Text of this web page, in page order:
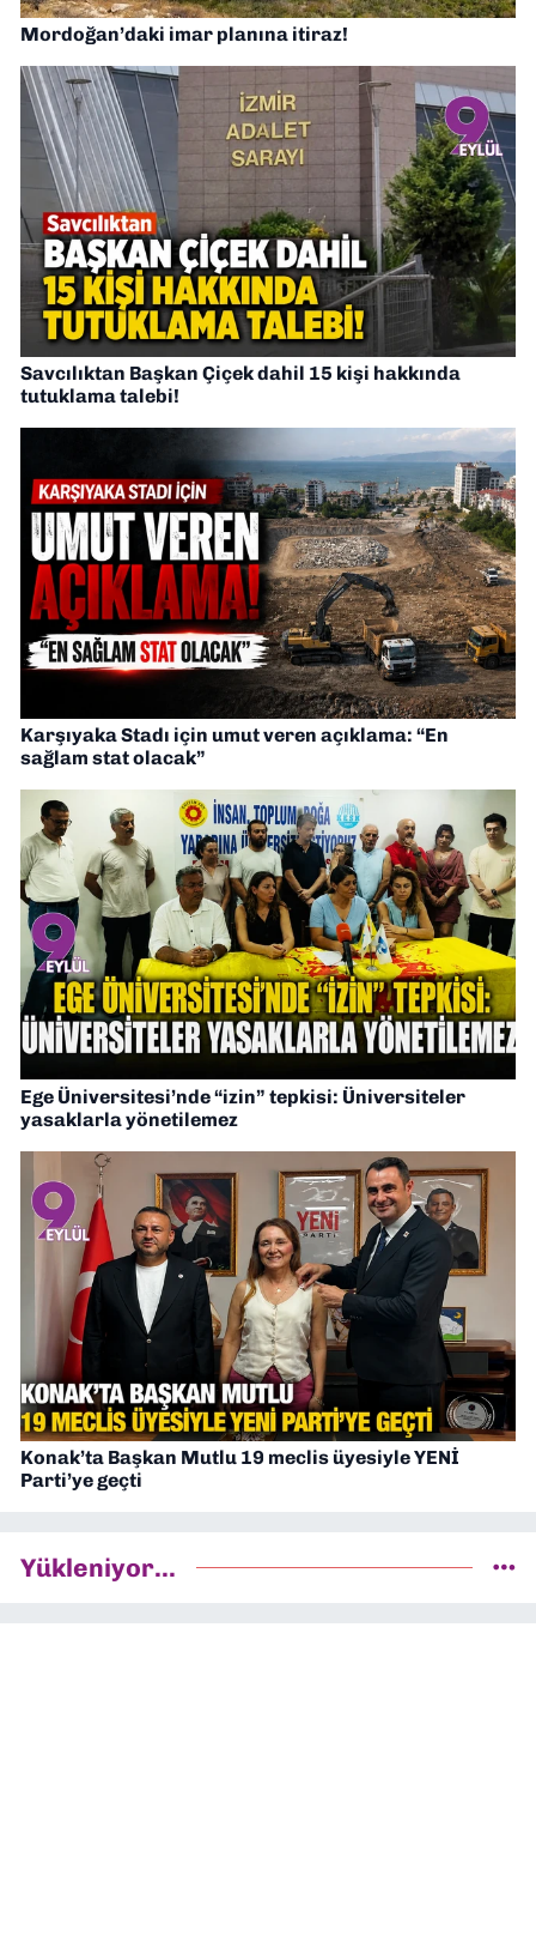
Mordoğan’daki imar planına itiraz!
Savcılıktan Başkan Çiçek dahil 15 kişi hakkında
tutuklama talebi!
Karşıyaka Stadı için umut veren açıklama: “En
sağlam stat olacak”
Ege Üniversitesi’nde “izin” tepkisi: Üniversiteler
yasaklarla yönetilemez
Konak’ta Başkan Mutlu 19 meclis üyesiyle YENİ
Parti’ye geçti
Yükleniyor...